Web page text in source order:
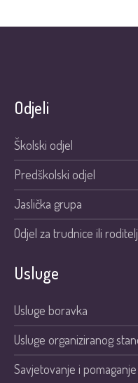
Odjeli
Školski odjel
Predškolski odjel
Jaslička grupa
Odjel za trudnice ili
Usluge
Usluge boravka
Usluge organiziranog
Savjetovanje i pomaganje